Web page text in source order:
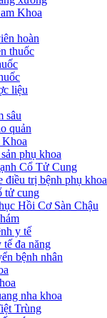
Khoa
hoàn
thuốc
liệu
sâu
quản
Khoa
phụ khoa
Cổ Tử Cung
điều trị bệnh phụ khoa
tử cung
Hồi Cơ Sàn Chậu
y tế
đa năng
bệnh nhân
nha khoa
Trùng